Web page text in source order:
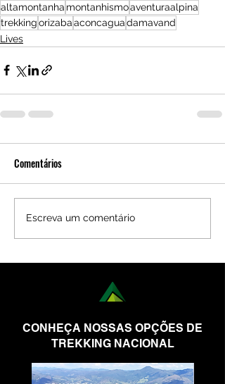
altamontanha montanhismoaventuraalpina
trekkingorizabaaconcaguadamavand
Lives
Comentários
Escreva um comentário
CONHEÇA NOSSAS OPÇÕES DE
TREKKING NACIONAL